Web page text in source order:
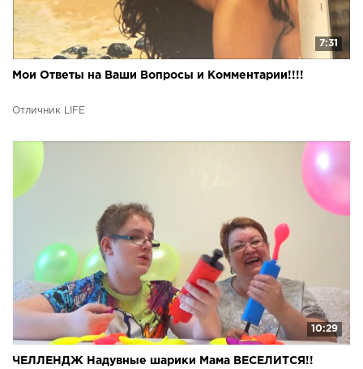
7:31
Мои Ответы на Ваши Вопросы и Комментарии!!!!
Отличник LIFE
10:29
ЧЕЛЛЕНДЖ Надувные шарики Мама ВЕСЕЛИТСЯ!!